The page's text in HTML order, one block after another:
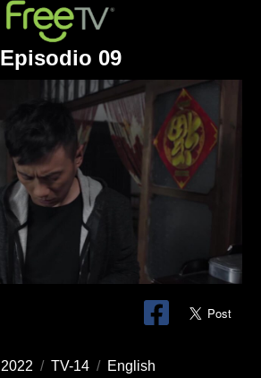
Episodio 09
2022 / TV-14 / English